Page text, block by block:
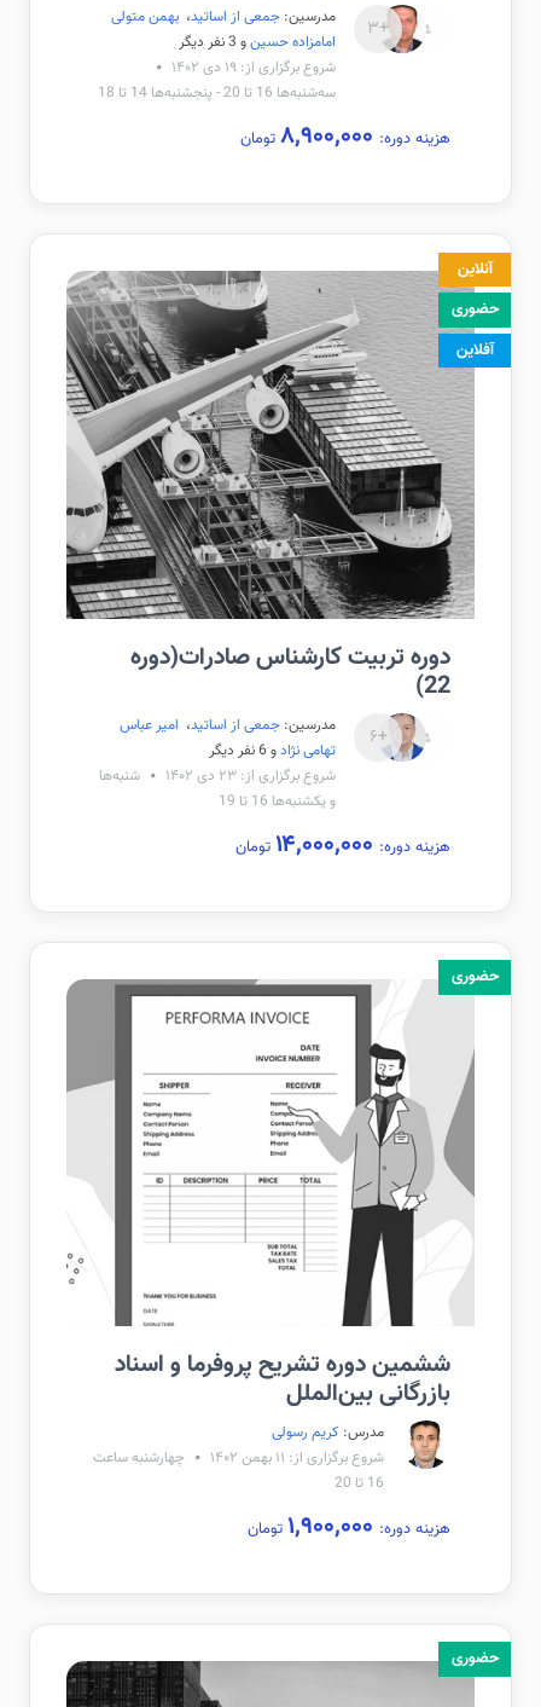
+۳ مدرسین: جمعی از اساتید، بهمن متولی
امامزاده حسینو 3 نفر دیگر
شروع برگزاری از: ۱۹ دی ۱۴۰۲
سه‌شنبه‌ها 16 تا 20 - پنجشنبه‌ها 14 تا 18
هزینه دوره: تومان
آنلاین
حضوری
آفلاین
دوره تربیت کارشناس صادرات(دوره
22)
+۶ مدرسین: جمعی از اساتید، امیر عباس
تهامی نژادو 6 نفر دیگر
شروع برگزاری از: ۲۳ دی ۱۴۰۲
شنبه‌ها
و یکشنبه‌ها 16 تا 19
هزینه دوره: تومان
حضوری
ششمین دوره تشریح پروفرما و اسناد
بازرگانی بین‌الملل
مدرس: کریم رسولی
شروع برگزاری از: ۱۱ بهمن ۱۴۰۲
چهارشنبه ساعت
16 تا 20
هزینه دوره: تومان
حضوری